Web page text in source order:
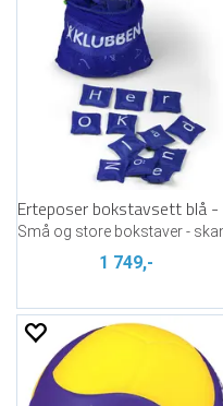
1 749,-